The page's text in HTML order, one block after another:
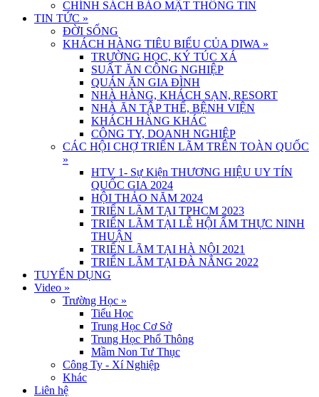
CHÍNH SÁCH BẢO MẬT THÔNG TIN
TIN TỨC »
ĐỜI SỐNG
KHÁCH HÀNG TIÊU BIỂU CỦA DIWA »
TRƯỜNG HỌC, KÝ TÚC XÁ
SUẤT ĂN CÔNG NGHIỆP
QUÁN ĂN GIA ĐÌNH
NHÀ HÀNG, KHÁCH SẠN, RESORT
NHÀ ĂN TẬP THỂ, BỆNH VIỆN
KHÁCH HÀNG KHÁC
CÔNG TY, DOANH NGHIỆP
CÁC HỘI CHỢ TRIỂN LÃM TRÊN TOÀN QUỐC
»
HTV 1- Sự Kiện THƯƠNG HIỆU UY TÍN
QUỐC GIA 2024
HỘI THẢO NĂM 2024
TRIỂN LÃM TẠI TPHCM 2023
TRIỂN LÃM TẠI LỄ HỘI ẨM THỰC NINH
THUẬN
TRIỂN LÃM TẠI HÀ NỘI 2021
TRIỂN LÃM TẠI ĐÀ NẴNG 2022
TUYỂN DỤNG
Video »
Trường Học »
Tiểu Học
Trung Học Cơ Sở
Trung Học Phổ Thông
Mầm Non Tư Thục
Công Ty - Xí Nghiệp
Khác
Liên hệ